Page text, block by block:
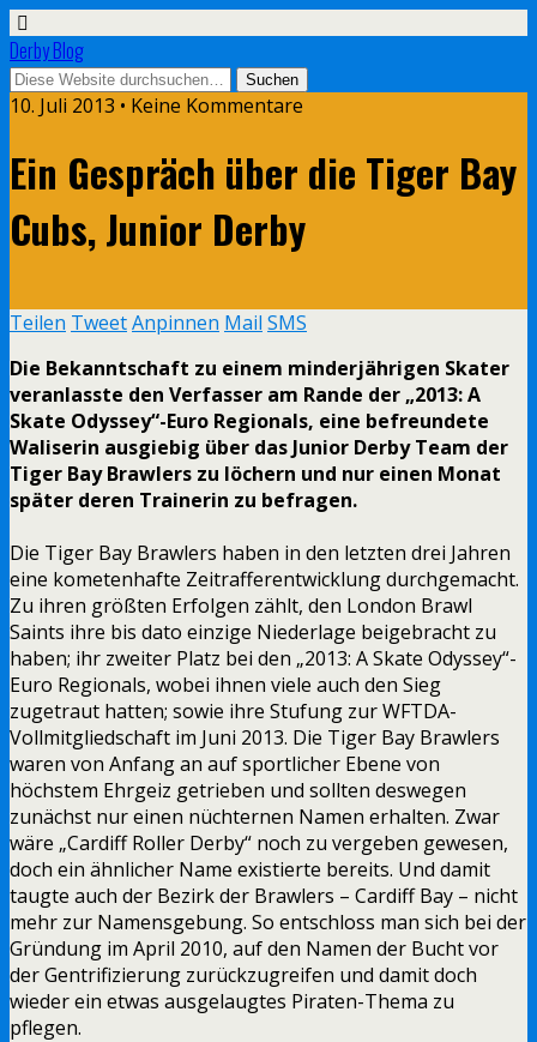
Derby Blog
10. Juli 2013 • Keine Kommentare
Ein Gespräch über die Tiger Bay
Cubs, Junior Derby
Teilen TweetAnpinnen Mail SMS
Die Bekanntschaft zu einem minderjährigen Skater
veranlasste den Verfasser am Rande der „2013: A
Skate Odyssey“-Euro Regionals, eine befreundete
Waliserin ausgiebig über das Junior Derby Team der
Tiger Bay Brawlers zu löchern und nur einen Monat
später deren Trainerin zu befragen.
Die Tiger Bay Brawlers haben in den letzten drei Jahren
eine kometenhafte Zeitrafferentwicklung durchgemacht.
Zu ihren größten Erfolgen zählt, den London Brawl
Saints ihre bis dato einzige Niederlage beigebracht zu
haben; ihr zweiter Platz bei den „2013: A Skate Odyssey“-
Euro Regionals, wobei ihnen viele auch den Sieg
zugetraut hatten; sowie ihre Stufung zur WFTDA-
Vollmitgliedschaft im Juni 2013. Die Tiger Bay Brawlers
waren von Anfang an auf sportlicher Ebene von
höchstem Ehrgeiz getrieben und sollten deswegen
zunächst nur einen nüchternen Namen erhalten. Zwar
wäre „Cardiff Roller Derby“ noch zu vergeben gewesen,
doch ein ähnlicher Name existierte bereits. Und damit
taugte auch der Bezirk der Brawlers – Cardiff Bay – nicht
mehr zur Namensgebung. So entschloss man sich bei der
Gründung im April 2010, auf den Namen der Bucht vor
der Gentrifizierung zurückzugreifen und damit doch
wieder ein etwas ausgelaugtes Piraten-Thema zu
pflegen.